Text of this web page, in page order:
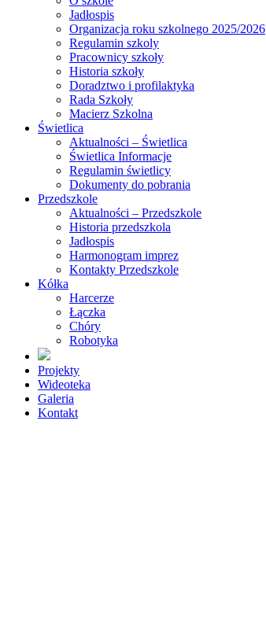
Jadłospis
Organizacja roku szkolnego 2025/2026
Regulamin szkoly
Pracownicy szkoły
Historia szkoły
Doradztwo i profilaktyka
Rada Szkoły
Macierz Szkolna
Świetlica
Aktualności – Świetlica
Świetlica Informacje
Regulamin świetlicy
Dokumenty do pobrania
Przedszkole
Aktualności – Przedszkole
Historia przedszkola
Jadłospis
Harmonogram imprez
Kontakty Przedszkole
Kółka
Harcerze
Łączka
Chóry
Robotyka
Projekty
Wideoteka
Galeria
Kontakt